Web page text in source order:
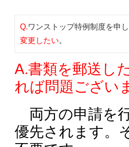
Q.ワンストップ特例制度を申し
変更したい。
A.書類を郵送し
れば問題ござい
両方の申請を
優先されます。